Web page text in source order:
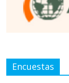
Encuestas